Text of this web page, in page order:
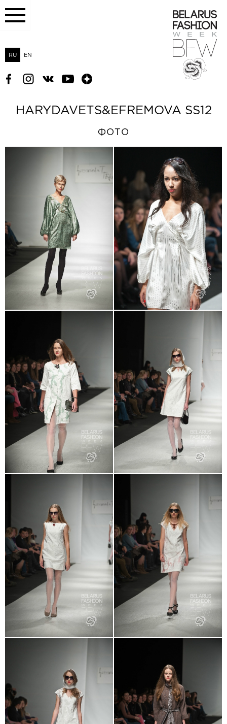
RU EN
HARYDAVETS&EFREMOVA SS12
ФОТО